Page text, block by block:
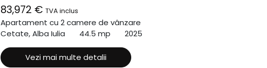
83,972 € TVA inclus
Apartament cu 2 camere de vânzare
Cetate, Alba Iulia
44.5 mp 2025
Vezi mai multe detalii